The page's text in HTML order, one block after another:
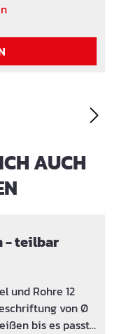
AUCH
- teilbar
und Rohre 12
von Ø
bis es passt